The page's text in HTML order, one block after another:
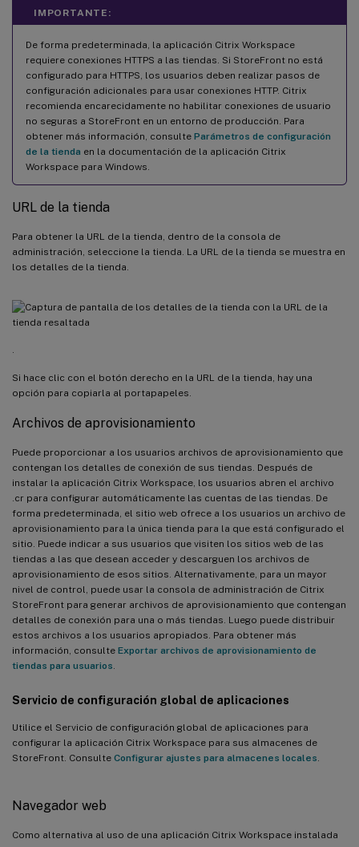
IMPORTANTE:
De forma predeterminada, la aplicación Citrix Workspace
requiere conexiones HTTPS a las tiendas. Si StoreFront no está
configurado para HTTPS, los usuarios deben realizar pasos de
configuración adicionales para usar conexiones HTTP. Citrix
recomienda encarecidamente no habilitar conexiones de usuario
no seguras a StoreFront en un entorno de producción. Para
obtener más información, consulte Parámetros de configuración
de la tienda en la documentación de la aplicación Citrix
Workspace para Windows.
URL de la tienda
Para obtener la URL de la tienda, dentro de la consola de
administración, seleccione la tienda. La URL de la tienda se muestra en
los detalles de la tienda.
Si hace clic con el botón derecho en la URL de la tienda, hay una
opción para copiarla al portapapeles.
Archivos de aprovisionamiento
Puede proporcionar a los usuarios archivos de aprovisionamiento que
contengan los detalles de conexión de sus tiendas. Después de
instalar la aplicación Citrix Workspace, los usuarios abren el archivo
.cr para configurar automáticamente las cuentas de las tiendas. De
forma predeterminada, el sitio web ofrece a los usuarios un archivo de
aprovisionamiento para la única tienda para la que está configurado el
sitio. Puede indicar a sus usuarios que visiten los sitios web de las
tiendas a las que desean acceder y descarguen los archivos de
aprovisionamiento de esos sitios. Alternativamente, para un mayor
nivel de control, puede usar la consola de administración de Citrix
StoreFront para generar archivos de aprovisionamiento que contengan
detalles de conexión para una o más tiendas. Luego puede distribuir
estos archivos a los usuarios apropiados. Para obtener más
información, consulte Exportar archivos de aprovisionamiento de
tiendas para usuarios
Servicio de configuración global de aplicaciones
Utilice el Servicio de configuración global de aplicaciones para
configurar la aplicación Citrix Workspace para sus almacenes de
StoreFront. Consulte Configurar ajustes para almacenes locales
Navegador web
Como alternativa al uso de una aplicación Citrix Workspace instalada